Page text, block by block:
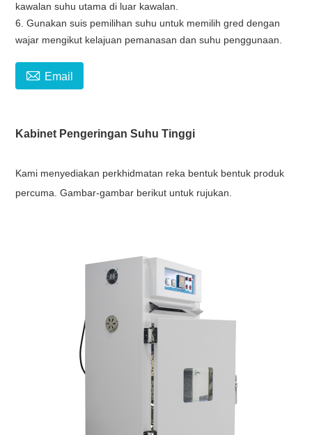
kawalan suhu utama di luar kawalan.
6. Gunakan suis pemilihan suhu untuk memilih gred dengan
wajar mengikut kelajuan pemanasan dan suhu penggunaan.
 Email
Kabinet Pengeringan Suhu Tinggi
Kami menyediakan perkhidmatan reka bentuk bentuk produk
percuma. Gambar-gambar berikut untuk rujukan.